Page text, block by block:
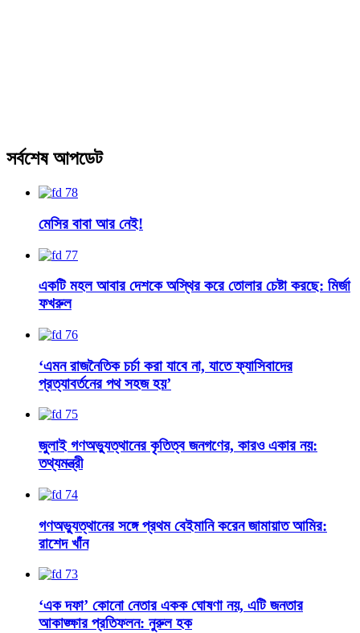
সর্বশেষ আপডেট
মেসির বাবা আর নেই!
একটি মহল আবার দেশকে অস্থির করে তোলার চেষ্টা করছে: মির্জা
ফখরুল
‘এমন রাজনৈতিক চর্চা করা যাবে না, যাতে ফ্যাসিবাদের
প্রত্যাবর্তনের পথ সহজ হয়’
জুলাই গণঅভ্যুত্থানের কৃতিত্ব জনগণের, কারও একার নয়:
তথ্যমন্ত্রী
গণঅভ্যুত্থানের সঙ্গে প্রথম বেইমানি করেন জামায়াত আমির:
রাশেদ খাঁন
‘এক দফা’ কোনো নেতার একক ঘোষণা নয়, এটি জনতার
আকাঙ্ক্ষার প্রতিফলন: নুরুল হক